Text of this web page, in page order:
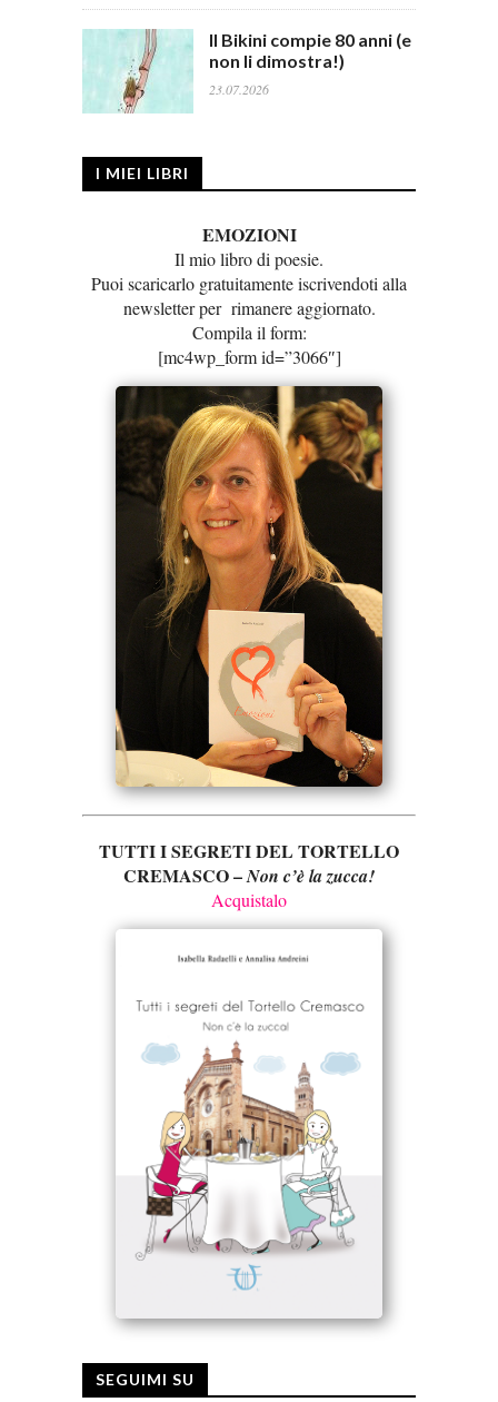
Il Bikini compie 80 anni (e
non li dimostra!)
23.07.2026
I MIEI LIBRI
EMOZIONI
Il mio libro di poesie.
Puoi scaricarlo gratuitamente iscrivendoti alla
newsletter per rimanere aggiornato.
Compila il form:
[mc4wp_form id=”3066″]
TUTTI I SEGRETI DEL TORTELLO
CREMASCO –Non c’è la zucca!
Acquistalo
SEGUIMI SU